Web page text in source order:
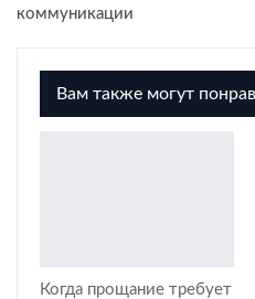
коммуникации
Вам также могут
Когда прощание требует